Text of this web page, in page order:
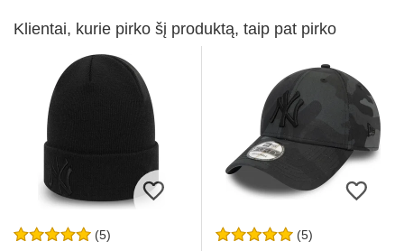
Klientai, kurie pirko šį produktą, taip pat pirko
(5) (5)